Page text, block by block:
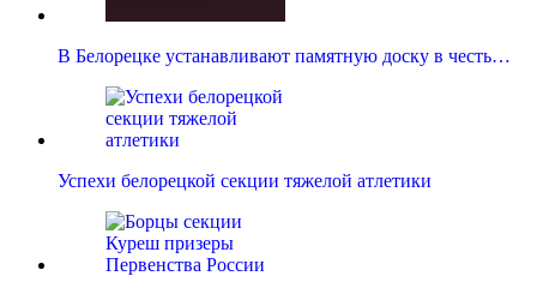
В Белорецке устанавливают памятную доску в честь…
Успехи белорецкой секции тяжелой атлетики